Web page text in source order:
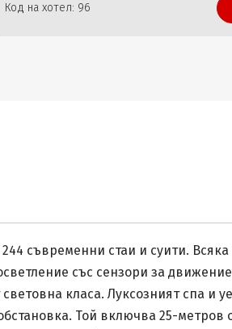
Код на хотел: 96
съвременни стаи и суити. Всяка
със сензори за
класа. Луксозният спа и
Той включва 25-метров